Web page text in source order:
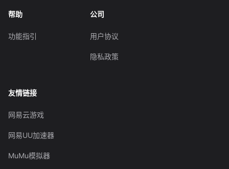
帮助
功能指引
公司
用户协议
隐私政策
友情链接
网易云游戏
网易UU加速器
MuMu模拟器